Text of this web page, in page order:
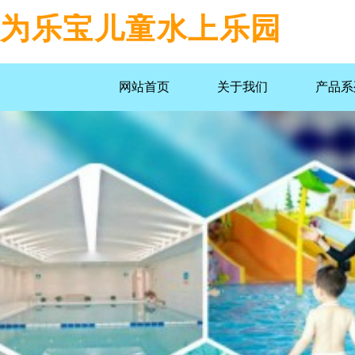
网站首页 关于我们 产品
为乐宝儿童水上乐园